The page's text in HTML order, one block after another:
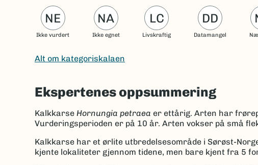
NE
Ikke vurdert
NA
Ikke egnet
LC
Livskraftig
DD
Datamangel
Alt om kategoriskalaen
Ekspertenes oppsummering
Kalkkarse Hornungia petraea er ettårig. Arten har
Vurderingsperioden er på 10 år. Arten vokser på små
Kalkkarse har et ørlite utbredelsesområde i Sørøst-
kjente lokaliteter gjennom tidene, men bare kjent fra 5